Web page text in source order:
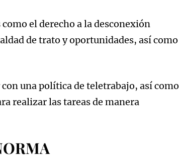
el derecho a la desconexión
de trato y oportunidades, así como
una política de teletrabajo, así como
realizar las tareas de manera